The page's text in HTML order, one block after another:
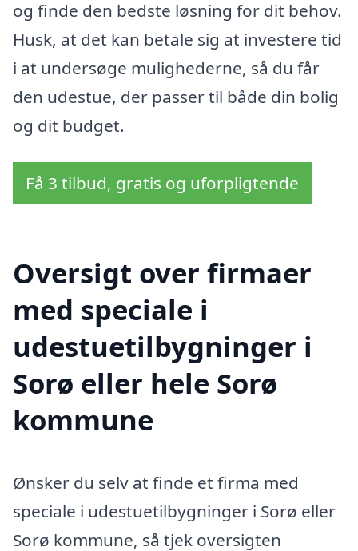
og finde den bedste løsning for dit behov.
Husk, at det kan betale sig at investere tid
i at undersøge mulighederne, så du får
den udestue, der passer til både din bolig
og dit budget.
Få 3 tilbud, gratis og uforpligtende
Oversigt over firmaer
med speciale i
udestuetilbygninger i
Sorø eller hele Sorø
kommune
Ønsker du selv at finde et firma med
speciale i udestuetilbygninger i Sorø eller
Sorø kommune, så tjek oversigten